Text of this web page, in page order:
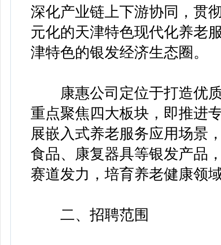
深化产业链上下游协同，贯
元化的天津特色现代化养老
津特色的银发经济生态圈。
康惠公司定位于打造优质
重点聚焦四大板块，即推进
展嵌入式养老服务应用场景
食品、康复器具等银发产品
赛道发力，培育养老健康领
二、招聘范围